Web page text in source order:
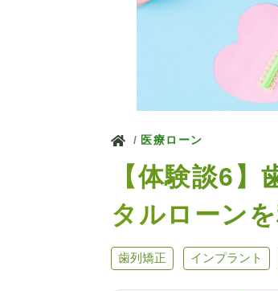
ホーム
医療ローン
【体験談6
タルローン
歯列矯正 インプラント